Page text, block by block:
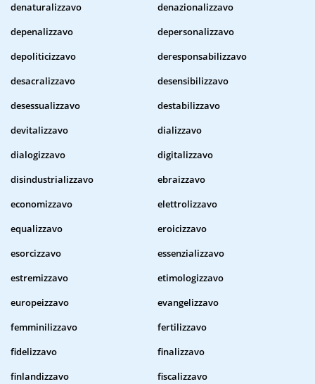
denaturalizzavo
denazionalizzavo
depenalizzavo
depersonalizzavo
depoliticizzavo
deresponsabilizzavo
desacralizzavo
desensibilizzavo
desessualizzavo
destabilizzavo
devitalizzavo
dializzavo
dialogizzavo
digitalizzavo
disindustrializzavo
ebraizzavo
economizzavo
elettrolizzavo
equalizzavo
eroicizzavo
esorcizzavo
essenzializzavo
estremizzavo
etimologizzavo
europeizzavo
evangelizzavo
femminilizzavo
fertilizzavo
fidelizzavo
finalizzavo
finlandizzavo
fiscalizzavo